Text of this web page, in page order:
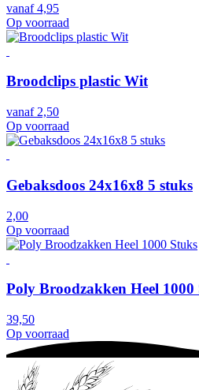
vanaf4,95
Op voorraad
Broodclips plastic Wit
vanaf 2,50
Op voorraad
Gebaksdoos 24x16x8 5 stuks
2,00
Op voorraad
Poly Broodzakken Heel 1000
39,50
Op voorraad